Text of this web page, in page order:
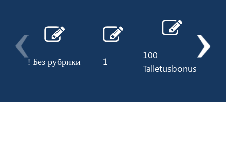
! Без рубрики 1
100
Talletusbonus